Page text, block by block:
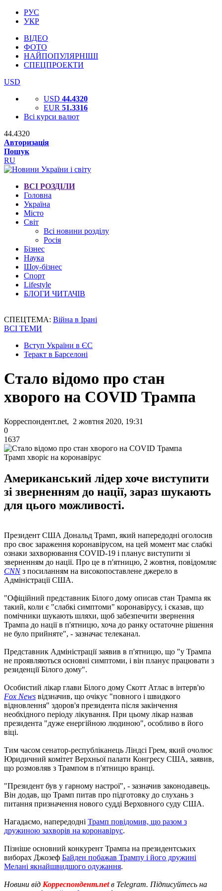
РУС
УКР
ВІДЕО
ФОТО
НАЙПОПУЛЯРНІШІ
СПЕЦПРОЕКТИ
USD
USD 44.4320
EUR 51.3316
Всі курси валют
44.4320
Авторизація
Пошук
RU
ВСІ РОЗДІЛИ
Головна
Україна
Місто
Світ
Всі новини розділу
Росія
Бізнес
Наука
Шоу-бізнес
Спорт
Lifestyle
БЛОГИ ЧИТАЧІВ
СПЕЦТЕМА: Війна в Ірані
ВСІ ТЕМИ
Вступ України в ЄС
Теракт в Барселоні
Стало відомо про стан
хворого на COVID Трампа
Корреспондент.net, 2 жовтня 2020, 19:31
0
1637
Трамп хворіє на коронавірус
Американський лідер хоче виступити
зі зверненням до нації, зараз шукають
для цього можливості.
Президент США Дональд Трамп, який напередодні оголосив
про своє зараження коронавірусом, на цей момент має слабкі
ознаки захворювання COVID-19 і планує виступити зі
зверненням до нації. Про це в п'ятницю, 2 жовтня, повідомляє
CNNз посиланням на високопоставлене джерело в
Адміністрації США.
"Офіційний представник Білого дому описав стан Трампа як
такий, коли є "слабкі симптоми" коронавірусу, і сказав, що
помічники шукають шляхи, щоб забезпечити звернення
Трампа до нації в п'ятницю, хоча до ранку остаточне рішення
не було прийняте", - зазначає телеканал.
Представник Адміністрації заявив в п'ятницю, що "у Трампа
не проявляються основні симптоми, і він планує працювати з
резиденції Білого дому".
Особистий лікар глави Білого дому Скотт Атлас в інтерв'ю
Fox News відзначив, що очікує "повного і швидкого
відновлення" здоров'я президента після закінчення
необхідного періоду лікування. При цьому лікар назвав
президента "дуже енергійною людиною", особливо в його
віці.
Тим часом сенатор-республіканець Ліндсі Грем, який очолює
Юридичний комітет Верхньої палати Конгресу США, заявив,
що розмовляв з Трампом в п'ятницю вранці.
"Президент був у гарному настрої", - зазначив законодавець.
Він додав, що Трамп питав про підготовку до слухань з
питання призначення нового судді Верховного суду США.
Нагадаємо, напередодні Трамп повідомив, що разом з
дружиною захворів на коронавірус.
Пізніше основний конкурент Трампа на президентських
виборах Джозеф Байден побажав Трампу і його дружині
Мелані якнайшвидшого одужання.
Новини від Корреспондент.netв Telegram. Підписуйтесь на